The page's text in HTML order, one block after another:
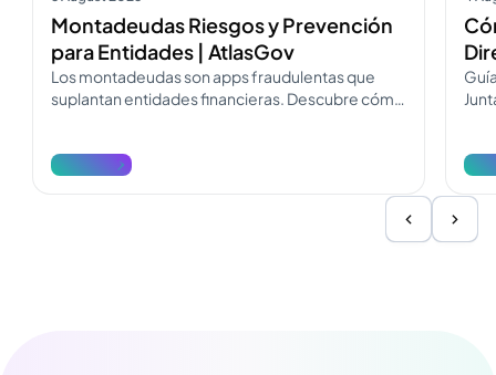
Montadeudas Riesgos y Prevención
para Entidades | AtlasGov
Los montadeudas son apps fraudulentas que
suplantan entidades financieras. Descubre cómo
Ver más
Ver